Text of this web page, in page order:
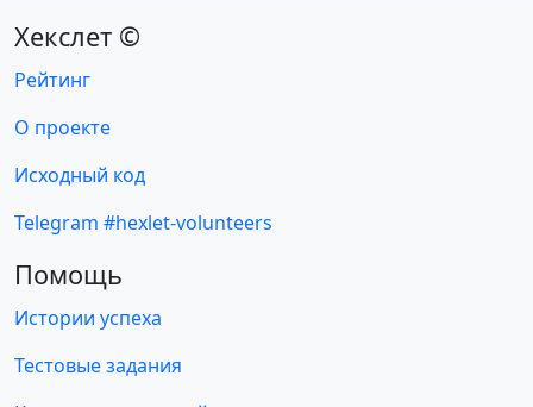
Хекслет ©
Рейтинг
О проекте
Исходный код
Telegram #hexlet-volunteers
Помощь
Истории успеха
Тестовые задания